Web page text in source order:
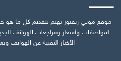
موقع موبي ريفيوز يهتم بتقديم كل ما
لمواصفات وأسعار ومراجعات الهواتف
الأخبار التقنية عن الهواتف